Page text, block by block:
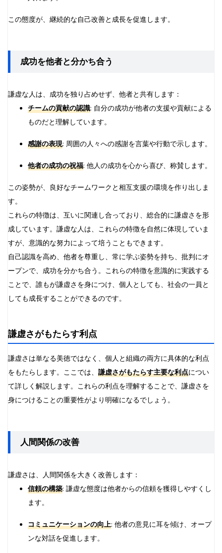
この態度が、継続的な自己改善と成長を促進します。
成功を他者と分かち合う
謙虚な人は、成功を独り占めせず、他者と共有します：
チームの貢献の認識: 自分の成功が他者の支援や貢献による
ものだと理解しています。
感謝の表現: 周囲の人々への感謝を言葉や行動で示します。
他者の成功の祝福: 他人の成功を心から喜び、称賛します。
この姿勢が、良好なチームワークと相互支援の環境を作り出しま
す。
これらの特徴は、互いに関連し合っており、総合的に謙虚さを形
成しています。謙虚な人は、これらの特徴を自然に体現していま
すが、意識的な努力によって培うこともできます。
自己認識を高め、他者を尊重し、常に学ぶ姿勢を持ち、批判にオ
ープンで、成功を分かち合う。これらの特徴を意識的に実践する
ことで、誰もが謙虚さを身につけ、個人としても、社会の一員と
しても成長することができるのです。
謙虚さがもたらす利点
謙虚さは単なる美徳ではなく、個人と組織の両方に具体的な利点
をもたらします。ここでは、 謙虚さがもたらす主要な利点につい
て詳しく解説します。これらの利点を理解することで、謙虚さを
身につけることの重要性がより明確になるでしょう。
人間関係の改善
謙虚さは、人間関係を大きく改善します：
信頼の構築: 謙虚な態度は他者からの信頼を獲得しやすくし
ます。
コミュニケーションの向上: 他者の意見に耳を傾け、オープ
ンな対話を促進します。